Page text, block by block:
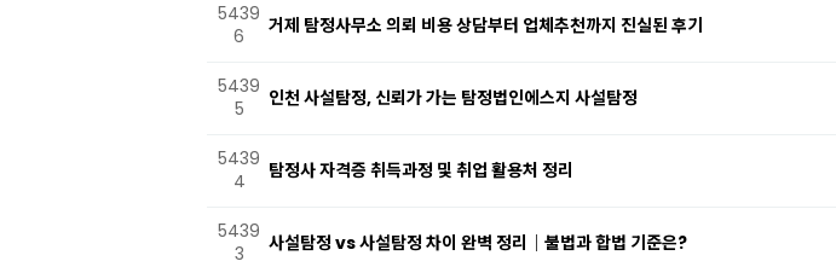
5439
6
거제 탐정사무소 의뢰 비용 상담부터 업체추천까지 진실된 후기
5439
5
인천 사설탐정, 신뢰가 가는 탐정법인에스지 사설탐정
5439
4
탐정사 자격증 취득과정 및 취업 활용처 정리
5439
3
사설탐정 vs 사설탐정 차이 완벽 정리｜불법과 합법 기준은?